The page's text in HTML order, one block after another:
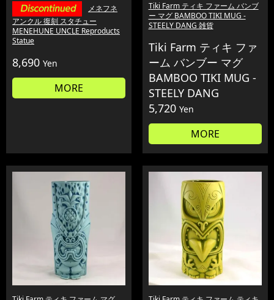
メネフネ
アンクル 復刻 スタチュー
MENEHUNE UNCLE Reproducts
Statue
8,690 Yen
MORE
Tiki Farm ティキ ファーム バンブ
ー マグ BAMBOO TIKI MUG -
STEELY DANG 雑貨
Tiki Farm ティキ ファ
ーム バンブー マグ
BAMBOO TIKI MUG -
STEELY DANG
5,720 Yen
MORE